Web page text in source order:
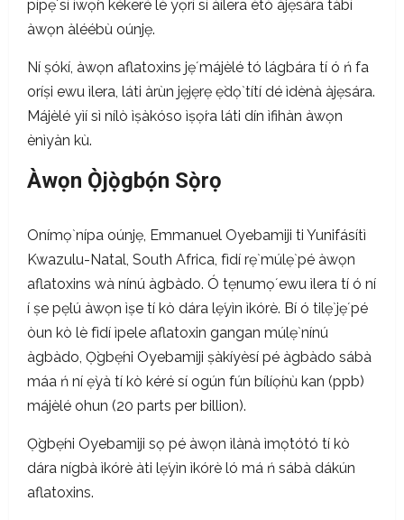
pípẹ́ sí ìwọ̀n kékeré lè yọrí sí àìlera ètò àjẹsára tàbí
àwọn àléébù oúnjẹ.
Ní ṣókí, àwọn aflatoxins jẹ́ májèlé tó lágbára tí ó ń fa
oríṣi ewu ìlera, láti àrùn jẹjẹrẹ ẹ̀dọ̀ títí dé ìdènà àjẹsára.
Májèlé yìí sì nílò ìṣàkóso ìṣọ́ra láti dín ìfihàn àwọn
ènìyàn kù.
Àwọn Ọ̀jọ̀gbọ́n Sọ̀rọ
Onímọ̀ nípa oúnjẹ, Emmanuel Oyebamiji ti Yunifásítì
Kwazulu-Natal, South Africa, fìdí rẹ̀ múlẹ̀ pé àwọn
aflatoxins wà nínú àgbàdo. Ó tẹnumọ́ ewu ìlera tí ó ní
í ṣe pẹ̀lú àwọn ìṣe tí kò dára lẹ́yìn ìkórè. Bí ó tilẹ̀ jẹ́ pé
òun kò lè fìdí ìpele aflatoxin gangan múlẹ̀ nínú
àgbàdo, Ọ̀gbẹ́ni Oyebamiji ṣàkíyèsí pé àgbàdo sábà
máa ń ní ẹ̀yà tí kò kéré sí ogún fún bílíọ́nù kan (ppb)
májèlé ohun (20 parts per billion).
Ọ̀gbẹ́ni Oyebamiji sọ pé àwọn ìlànà ìmọ́tótó tí kò
dára nígbà ìkórè àti lẹ́yìn ìkórè ló má ń sábà dákún
aflatoxins.